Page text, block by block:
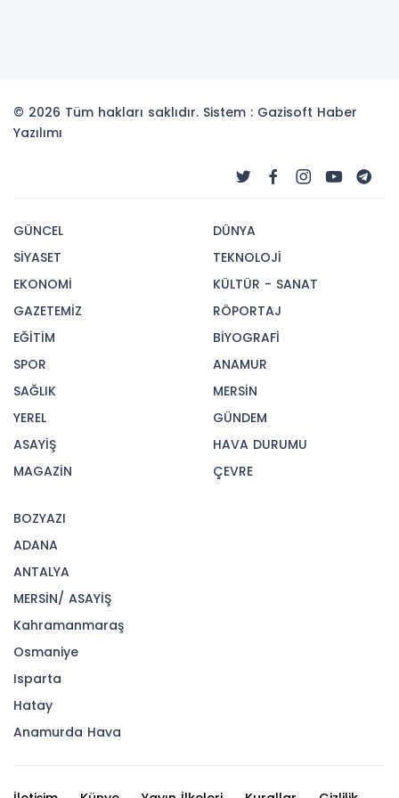
© 2026 Tüm hakları saklıdır. Sistem : Gazisoft Haber
Yazılımı
GÜNCEL
SİYASET
EKONOMİ
GAZETEMİZ
EĞİTİM
SPOR
SAĞLIK
YEREL
ASAYİŞ
MAGAZİN
DÜNYA
TEKNOLOJİ
KÜLTÜR - SANAT
RÖPORTAJ
BİYOGRAFİ
ANAMUR
MERSİN
GÜNDEM
HAVA DURUMU
ÇEVRE
BOZYAZI
ADANA
ANTALYA
MERSİN/ ASAYİŞ
Kahramanmaraş
Osmaniye
Isparta
Hatay
Anamurda Hava